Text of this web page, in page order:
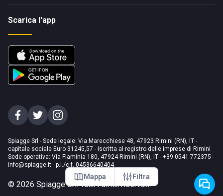
Mappa Filtra
Scarica l'app
Spiagge Srl - Sede legale: Via Marecchiese 48, 47923 Rimini (RN), IT -
capitale sociale Euro 31245,57 - Iscritta al registro delle imprese di Rimini
Sede operativa: Via Flaminia 180, 47924 Rimini (RN), IT - +39 0541 772375 -
info@spiagge.it - p.i./c.f. 04536640404
© 2026 Spiagge Srl. Tutti i diritti riservati.